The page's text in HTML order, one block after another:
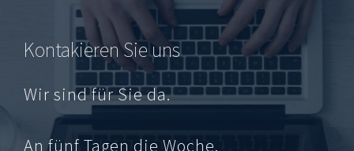
Kontakieren Sie uns
Wir sind für Sie da.
An fünf Tagen die Woche.